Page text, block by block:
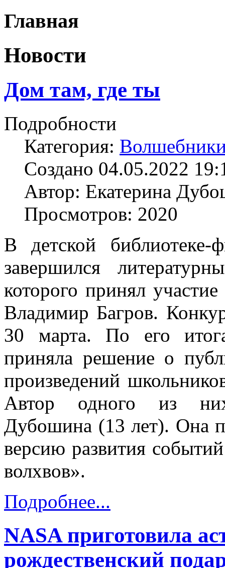
Главная
Новости
Дом там, где ты
Подробности
Категория:
Создано 04.05.2022
Автор: Екатерина
Просмотров: 2020
В детской
завершился
которого принял
Владимир Багров.
30 марта. По его
приняла решение о
произведений
Автор одного из них
Дубошина (13 лет). Она
версию развития
волхвов».
Подробнее...
NASA приготовила
рождественский